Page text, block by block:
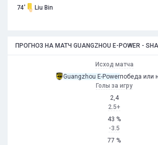
74'
Liu Bin
ПРОГНОЗ НА МАТЧ GUANGZHOU E-POWER -
Исход матча
Guangzhou E-Powerпобеда или
Голы за игру
2,4
2.5+
43 %
-3.5
77 %